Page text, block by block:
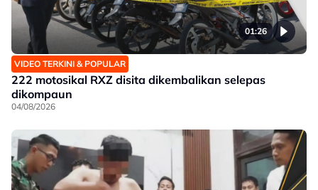
01:26
VIDEO TERKINI & POPULAR
222 motosikal RXZ disita dikembalikan selepas
dikompaun
04/08/2026